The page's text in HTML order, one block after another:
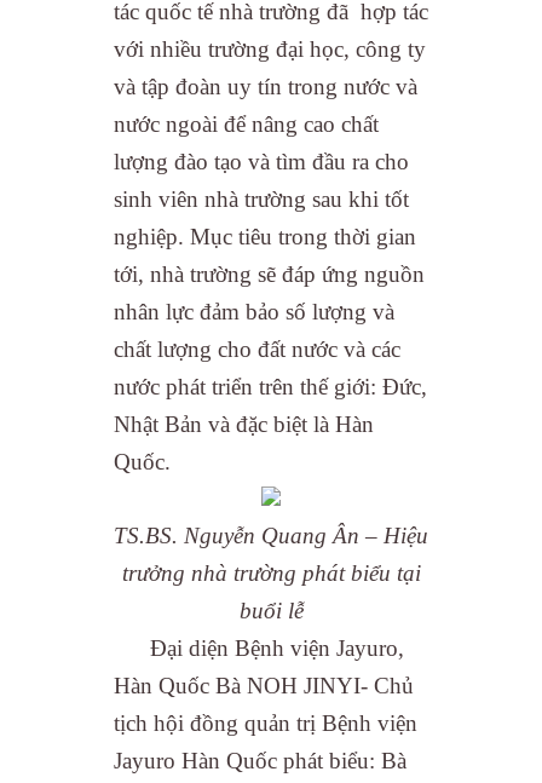
tác quốc tế nhà trường đã hợp tác
với nhiều trường đại học, công ty
và tập đoàn uy tín trong nước và
nước ngoài để nâng cao chất
lượng đào tạo và tìm đầu ra cho
sinh viên nhà trường sau khi tốt
nghiệp. Mục tiêu trong thời gian
tới, nhà trường sẽ đáp ứng nguồn
nhân lực đảm bảo số lượng và
chất lượng cho đất nước và các
nước phát triển trên thế giới: Đức,
Nhật Bản và đặc biệt là Hàn
Quốc.
TS.BS. Nguyễn Quang Ân – Hiệu
trưởng nhà trường phát biểu tại
buổi lễ
Đại diện Bệnh viện Jayuro,
Hàn Quốc Bà NOH JINYI- Chủ
tịch hội đồng quản trị Bệnh viện
Jayuro Hàn Quốc phát biểu: Bà